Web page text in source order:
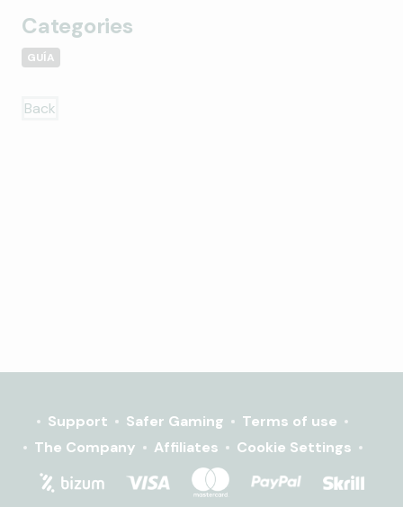
Categories
GUÍA
Back
Support Safer Gaming
Terms of use
The Company
Affiliates Cookie Settings